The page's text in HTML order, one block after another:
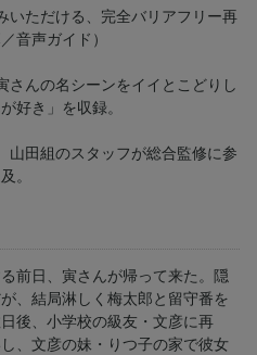
いただける、完全バリアフリー再
音声ガイド）
さんの名シーンをイイとこどりし
好き」を収録。
山田組のスタッフが総合監修に参
。
前日、寅さんが帰って来た。隠
、結局淋しく梅太郎と留守番を
後、小学校の級友・文彦に再
、文彦の妹・りつ子の家で彼女